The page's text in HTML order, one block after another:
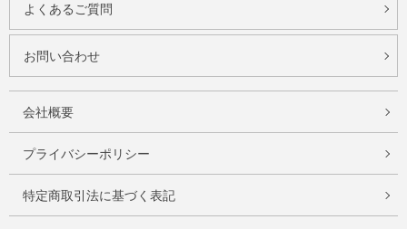
よくあるご質問
お問い合わせ
会社概要
プライバシーポリシー
特定商取引法に基づく表記